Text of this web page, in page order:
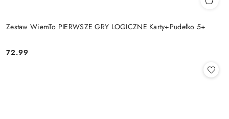
Zestaw WiemTo PIERWSZE GRY LOGICZNE Karty+Pudełko 5+
Cena:
72.99